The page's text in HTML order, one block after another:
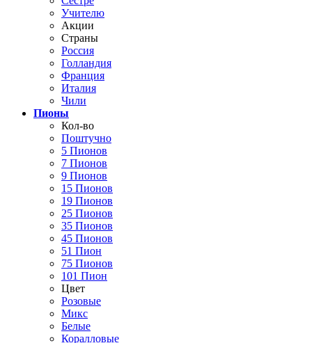
Учителю
Акции
Страны
Россия
Голландия
Франция
Италия
Чили
Пионы
Кол-во
Поштучно
5 Пионов
7 Пионов
9 Пионов
15 Пионов
19 Пионов
25 Пионов
35 Пионов
45 Пионов
51 Пион
75 Пионов
101 Пион
Цвет
Розовые
Микс
Белые
Коралловые